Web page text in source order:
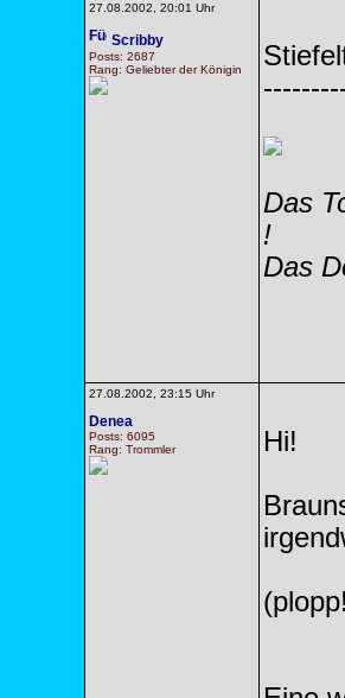
27.08.2002, 20:01 Uhr
Scribby
Posts: 2687
Rang: Geliebter der Königin
Das
!
Das
27.08.2002, 23:15 Uhr
Denea
Posts: 6095
Rang: Trommler
Hi!